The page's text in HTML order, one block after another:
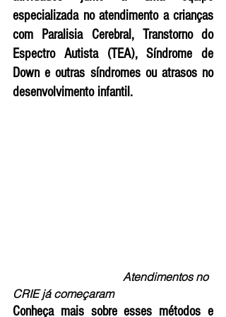
especializada no atendimento a crianças
com Paralisia Cerebral, Transtorno do
Espectro Autista (TEA), Síndrome de
Down e outras síndromes ou atrasos no
desenvolvimento infantil.
CRIE já começaram
Conheça mais sobre esses métodos e